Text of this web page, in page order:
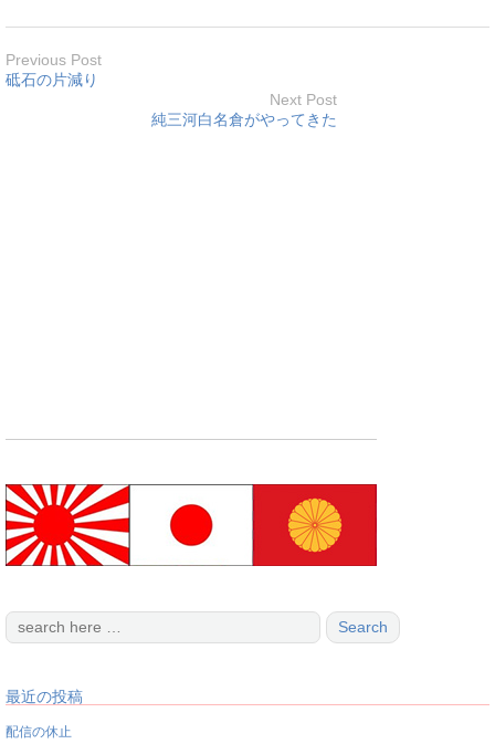
Previous Post
砥石の片減り
Next Post
純三河白名倉がやってきた
最近の投稿
配信の休止